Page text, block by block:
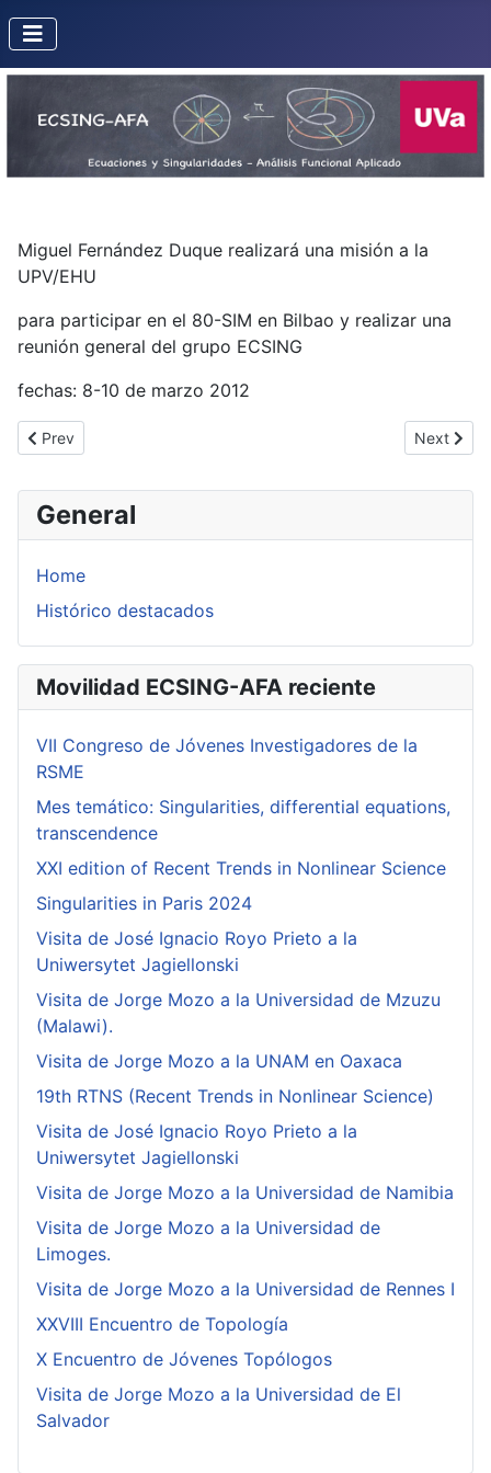
General
Home
Histórico destacados
Movilidad ECSING-AFA reciente
VII Congreso de Jóvenes Investigadores de la
RSME
Mes temático: Singularities, differential equations,
transcendence
XXI edition of Recent Trends in Nonlinear Science
Singularities in Paris 2024
Visita de José Ignacio Royo Prieto a la
Uniwersytet Jagiellonski
Visita de Jorge Mozo a la Universidad de Mzuzu
(Malawi).
Visita de Jorge Mozo a la UNAM en Oaxaca
19th RTNS (Recent Trends in Nonlinear Science)
Visita de José Ignacio Royo Prieto a la
Uniwersytet Jagiellonski
Visita de Jorge Mozo a la Universidad de Namibia
Visita de Jorge Mozo a la Universidad de
Limoges.
Visita de Jorge Mozo a la Universidad de Rennes I
XXVIII Encuentro de Topología
X Encuentro de Jóvenes Topólogos
Visita de Jorge Mozo a la Universidad de El
Salvador
Miguel Fernández Duque realizará una misión a la
UPV/EHU
para participar en el 80-SIM en Bilbao y realizar una
reunión general del grupo ECSING
fechas: 8-10 de marzo 2012
Previous article: Misión de José Manuel Aroca a la UPV/EHU
Prev Next
Next